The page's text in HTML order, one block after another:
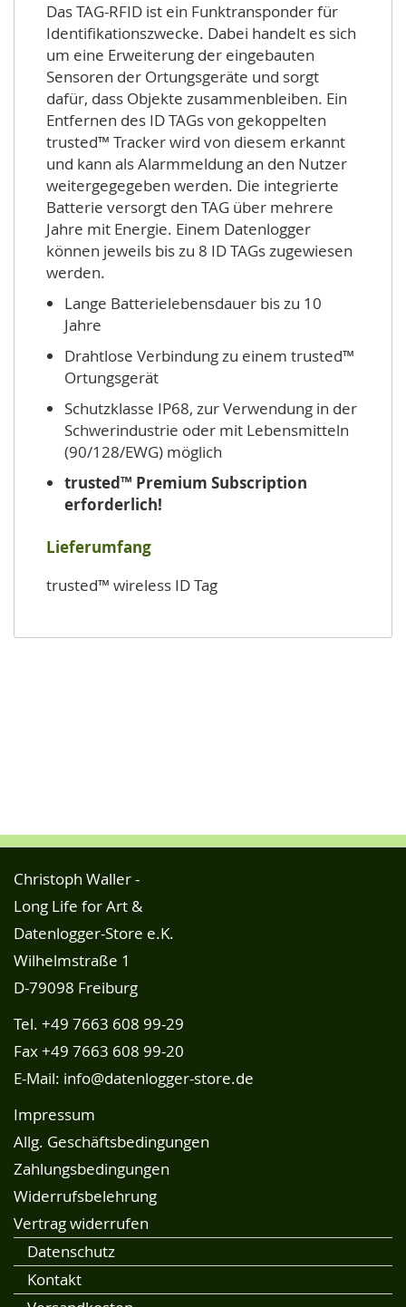
Das TAG-RFID ist ein Funktransponder für
Identifikationszwecke. Dabei handelt es sich
um eine Erweiterung der eingebauten
Sensoren der Ortungsgeräte und sorgt
dafür, dass Objekte zusammenbleiben. Ein
Entfernen des ID TAGs von gekoppelten
trusted™ Tracker wird von diesem erkannt
und kann als Alarmmeldung an den Nutzer
weitergegegeben werden. Die integrierte
Batterie versorgt den TAG über mehrere
Jahre mit Energie. Einem Datenlogger
können jeweils bis zu 8 ID TAGs zugewiesen
werden.
Lange Batterielebensdauer bis zu 10
Jahre
Drahtlose Verbindung zu einem trusted™
Ortungsgerät
Schutzklasse IP68, zur Verwendung in der
Schwerindustrie oder mit Lebensmitteln
(90/128/EWG) möglich
trusted™ Premium Subscription
erforderlich!
Lieferumfang
trusted™ wireless ID Tag
Christoph Waller -
Long Life for Art &
Datenlogger-Store e.K.
Wilhelmstraße 1
D-79098 Freiburg
Tel. +49 7663 608 99-29
Fax +49 7663 608 99-20
E-Mail: info@datenlogger-store.de
Impressum
Allg. Geschäftsbedingungen
Zahlungsbedingungen
Widerrufsbelehrung
Vertrag widerrufen
Datenschutz
Kontakt